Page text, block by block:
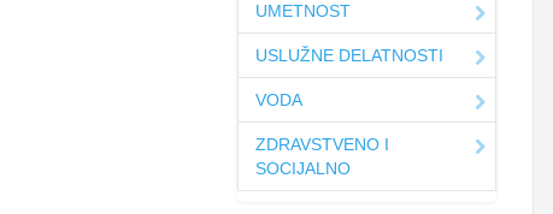
UMETNOST
USLUŽNE DELATNOSTI
VODA
ZDRAVSTVENO I
SOCIJALNO